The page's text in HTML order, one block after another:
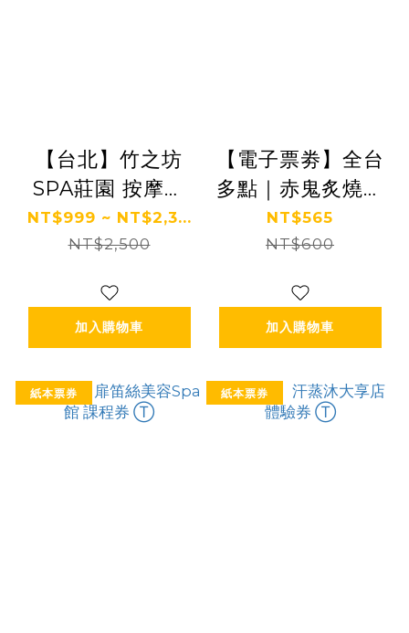
【台北】竹之坊
SPA莊園 按摩券
Ⓗ
NT$999 ~ NT$2,3...
NT$2,500
加入購物車
【電子票劵】全台
多點｜赤鬼炙燒牛
排 抵用券 Ⓣ
NT$565
NT$600
加入購物車
紙本票券 紙本票券